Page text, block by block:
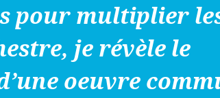
pour multiplier
je révèle le
oeuvre